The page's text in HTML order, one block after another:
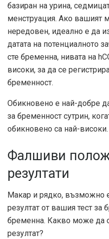
базиран на урина,
менструация. Ако вашият
нередовен, идеално е да
датата на потенциалното
сте бременна, нивата на
високи, за да се
бременност.
Обикновено е най-добре
за бременност сутрин,
обикновено са най-високи.
Фалшиви
резултати
Макар и рядко, възможно
резултат от вашия тест за
бременна. Какво може да
резултат?